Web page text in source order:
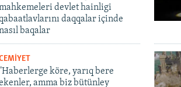
devlet hainligi
daqqalar içinde
baqalar
"Haberlerge köre, yarıq bere
amma biz bütünley